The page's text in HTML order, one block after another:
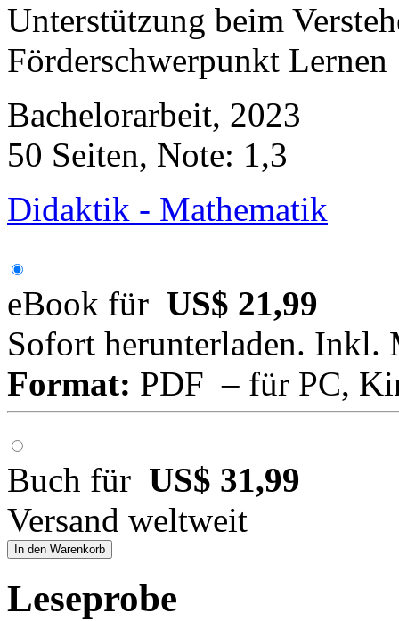
Unterstützung beim
Förderschwerpunkt Lernen
Bachelorarbeit, 2023
50 Seiten, Note: 1,3
Didaktik - Mathematik
eBook für US$ 21,99
Sofort herunterladen. Inkl.
Format: PDF – für PC,
Buch für US$ 31,99
Versand weltweit
In den Warenkorb
Leseprobe